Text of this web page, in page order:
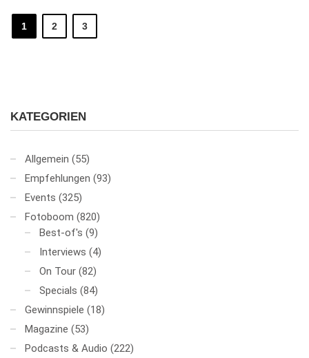
1 2 3
KATEGORIEN
Allgemein (55)
Empfehlungen (93)
Events (325)
Fotoboom (820)
Best-of's (9)
Interviews (4)
On Tour (82)
Specials (84)
Gewinnspiele (18)
Magazine (53)
Podcasts & Audio (222)